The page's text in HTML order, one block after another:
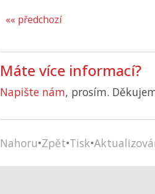
«« předchozí
Máte více informací?
Napište nám, prosím.
Nahoru•Zpět•Tisk•